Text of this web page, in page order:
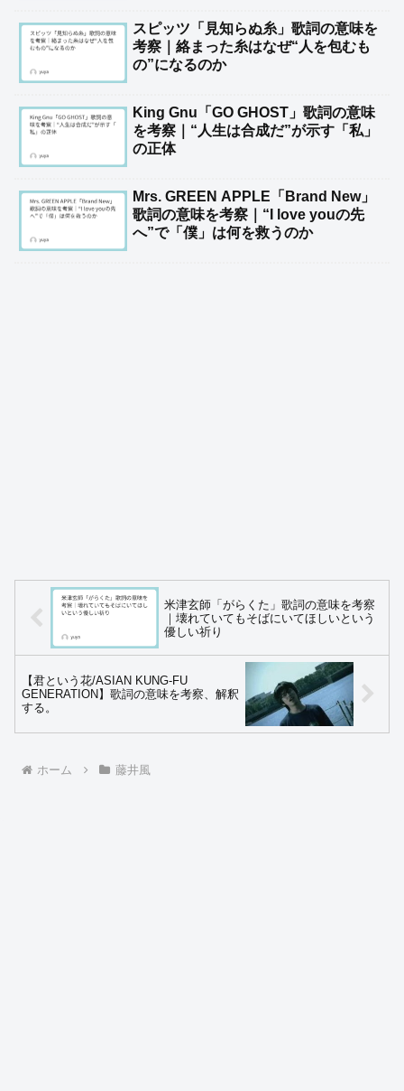
スピッツ「見知らぬ糸」歌詞の意味を
考察｜絡まった糸はなぜ“人を包むも
の”になるのか
King Gnu「GO GHOST」歌詞の意味
を考察｜“人生は合成だ”が示す「私」
の正体
Mrs. GREEN APPLE「Brand New」
歌詞の意味を考察｜“I love youの先
へ”で「僕」は何を救うのか
米津玄師「がらくた」歌詞の意味を考察
｜壊れていてもそばにいてほしいという
優しい祈り
【君という花/ASIAN KUNG-FU
GENERATION】歌詞の意味を考察、解釈
する。
ホーム 藤井風